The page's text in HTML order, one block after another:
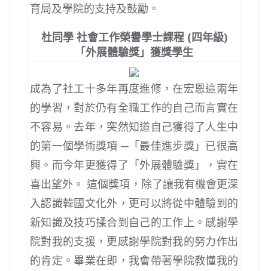
育局及學院的支持及鼓勵。
杜同學 社會工作榮譽學士課程 (四年級)
「外展體驗獎」獲獎學生
成為了社工十多年再度進修，在宏恩這兩年
的學習，對於仍有全職工作的自己而言實在
不容易。去年，突然知道自己獲得了人生中
的第一個學術獎項 ─「最佳進步獎」已很高
興。而今年更獲得了「外展體驗獎」，實在
喜出望外。 這個獎項，除了讓我有機會更深
入認識韓國文化外，更可以將從中體驗到的
新知識及技巧揉合到自己的工作上。感謝學
院對我的支援，更感謝學院對我的努力作出
的肯定。畢業在即，我會帶著學院教懂我的